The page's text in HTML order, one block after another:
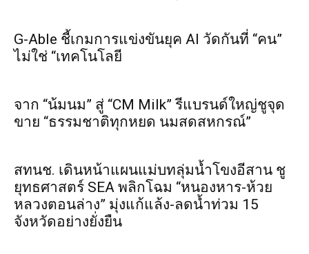
G-Able ชี้เกมการแข่งขันยุค AI วัดกันที่ “คน”
ไม่ใช่ “เทคโนโลยี
จาก “น้มนม” สู่ “CM Milk” รีแบรนด์ใหญ่ชูจุด
ขาย “ธรรมชาติทุกหยด นมสดสหกรณ์”
สทนช. เดินหน้าแผนแม่บทลุ่มน้ำโขงอีสาน ชู
ยุทธศาสตร์ SEA พลิกโฉม “หนองหาร-ห้วย
หลวงตอนล่าง” มุ่งแก้แล้ง-ลดน้ำท่วม 15
จังหวัดอย่างยั่งยืน